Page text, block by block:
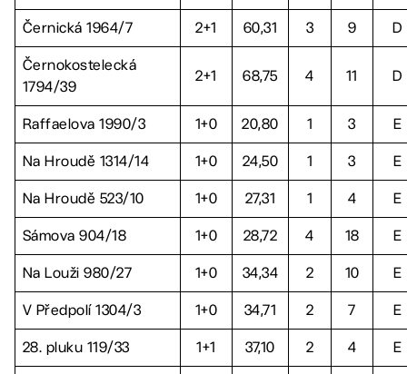
Černická 1964/7 2+1 60,31 3 9 D
Černokostelecká
1794/39
2+1 68,75 4 11 D
Raffaelova 1990/3 1+0 20,80 1 3 E
Na Hroudě 1314/14 1+0 24,50 1 3 E
Na Hroudě 523/10 1+0 27,31 1 4 E
Sámova 904/18 1+0 28,72 4 18 E
Na Louži 980/27 1+0 34,34 2 10 E
V Předpolí 1304/3 1+0 34,71 2 7 E
28. pluku 119/33 1+1 37,10 2 4 E